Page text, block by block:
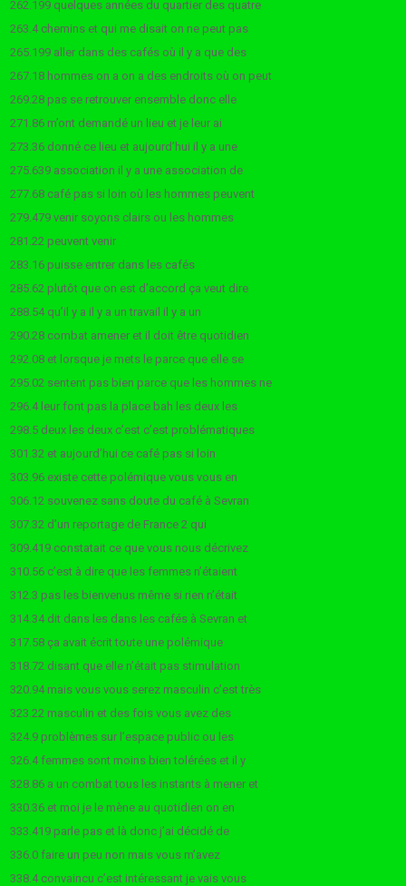
262.199 quelques années du quartier des quatre
263.4 chemins et qui me disait on ne peut pas
265.199 aller dans des cafés où il y a que des
267.18 hommes on a on a des endroits où on peut
269.28 pas se retrouver ensemble donc elle
271.86 m’ont demandé un lieu et je leur ai
273.36 donné ce lieu et aujourd’hui il y a une
275.639 association il y a une association de
277.68 café pas si loin où les hommes peuvent
279.479 venir soyons clairs ou les hommes
281.22 peuvent venir
283.16 puisse entrer dans les cafés
285.62 plutôt que on est d’accord ça veut dire
288.54 qu’il y a il y a un travail il y a un
290.28 combat amener et il doit être quotidien
292.08 et lorsque je mets le parce que elle se
295.02 sentent pas bien parce que les hommes ne
296.4 leur font pas la place bah les deux les
298.5 deux les deux c’est c’est problématiques
301.32 et aujourd’hui ce café pas si loin
303.96 existe cette polémique vous vous en
306.12 souvenez sans doute du café à Sevran
307.32 d’un reportage de France 2 qui
309.419 constatait ce que vous nous décrivez
310.56 c’est à dire que les femmes n’étaient
312.3 pas les bienvenus même si rien n’était
314.34 dit dans les dans les cafés à Sevran et
317.58 ça avait écrit toute une polémique
318.72 disant que elle n’était pas stimulation
320.94 mais vous vous serez masculin c’est très
323.22 masculin et des fois vous avez des
324.9 problèmes sur l’espace public ou les
326.4 femmes sont moins bien tolérées et il y
328.86 a un combat tous les instants à mener et
330.36 et moi je le mène au quotidien on en
333.419 parle pas et là donc j’ai décidé de
336.0 faire un peu non mais vous m’avez
338.4 convaincu c’est intéressant je vais vous